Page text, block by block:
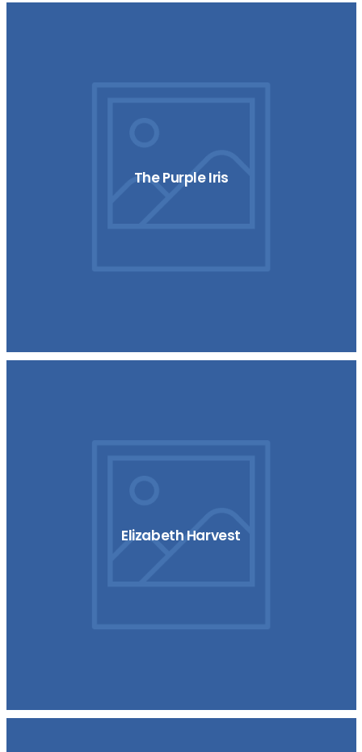
The Purple Iris
Elizabeth Harvest